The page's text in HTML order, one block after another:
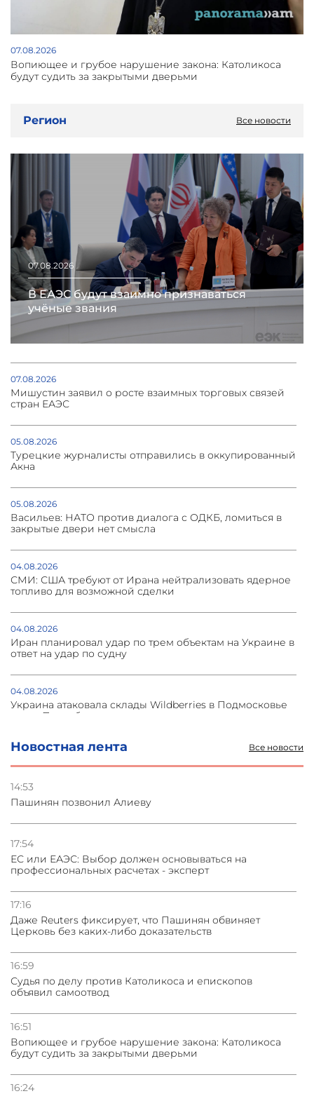
Новостная лента Все новости
14:53
Пашинян позвонил Алиеву
17:54
ЕС или ЕАЭС: Выбор должен основываться на
профессиональных расчетах - эксперт
17:16
Даже Reuters фиксирует, что Пашинян обвиняет
Церковь без каких-либо доказательств
16:59
Судья по делу против Католикоса и епископов
объявил самоотвод
16:51
Вопиющее и грубое нарушение закона: Католикоса
будут судить за закрытыми дверьми
16:24
07.08.2026
Вопиющее и грубое нарушение закона: Католикоса
будут судить за закрытыми дверьми
Регион Все новости
07.08.2026
В ЕАЭС будут взаимно признаваться
учёные звания
07.08.2026
Мишустин заявил о росте взаимных торговых связей
стран ЕАЭС
05.08.2026
Турецкие журналисты отправились в оккупированный
Акна
05.08.2026
Васильев: НАТО против диалога с ОДКБ, ломиться в
закрытые двери нет смысла
04.08.2026
СМИ: США требуют от Ирана нейтрализовать ядерное
топливо для возможной сделки
04.08.2026
Иран планировал удар по трем объектам на Украине в
ответ на удар по судну
04.08.2026
Украина атаковала склады Wildberries в Подмосковье
и под Петербургом
03.08.2026
Стратегия безопасности ОДКБ допускает применение
Азербайджане
31.07.2026
Сотрудничество и очереди – детали визита главы
погрануправления СНБ Армении в Тбилиси